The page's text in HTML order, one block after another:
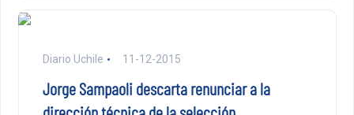
Diario Uchile 11-12-2015
Jorge Sampaoli descarta renunciar a la